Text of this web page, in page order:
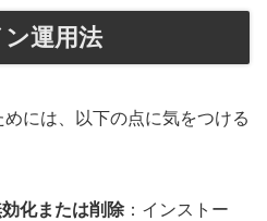
運用法
には、以下の点に気をつける
化または削除：インストー